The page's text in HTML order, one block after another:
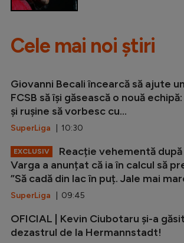
Cele mai noi știri
Giovanni Becali încearcă să ajute
FCSB să își găsească o nouă
și rușine să vorbesc cu...
SuperLiga | 10:30
EXCLUSIV
Reacție vehementă
Varga a anunțat că ia în calcul să
”Să cadă din lac în puț. Jale mai
SuperLiga | 09:45
OFICIAL | Kevin Ciubotaru și-a
dezastrul de la Hermannstadt!